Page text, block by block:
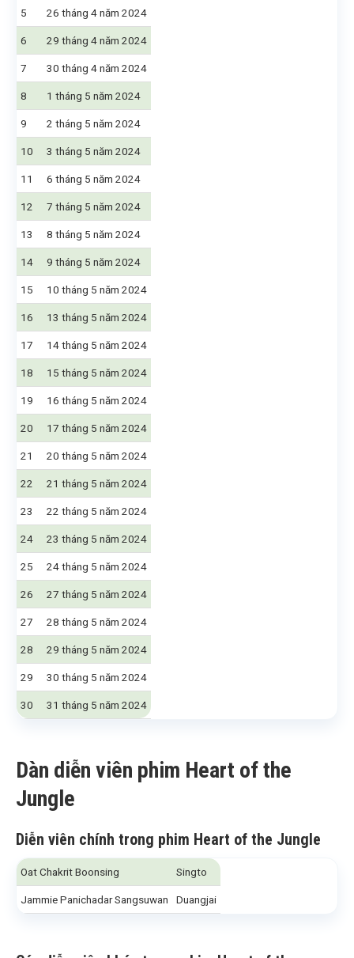
5 26 tháng 4 năm 2024
6 29 tháng 4 năm 2024
7 30 tháng 4 năm 2024
8 1 tháng 5 năm 2024
9 2 tháng 5 năm 2024
10 3 tháng 5 năm 2024
11 6 tháng 5 năm 2024
12 7 tháng 5 năm 2024
13 8 tháng 5 năm 2024
14 9 tháng 5 năm 2024
15 10 tháng 5 năm 2024
16 13 tháng 5 năm 2024
17 14 tháng 5 năm 2024
18 15 tháng 5 năm 2024
19 16 tháng 5 năm 2024
20 17 tháng 5 năm 2024
21 20 tháng 5 năm 2024
22 21 tháng 5 năm 2024
23 22 tháng 5 năm 2024
24 23 tháng 5 năm 2024
25 24 tháng 5 năm 2024
26 27 tháng 5 năm 2024
27 28 tháng 5 năm 2024
28 29 tháng 5 năm 2024
29 30 tháng 5 năm 2024
30 31 tháng 5 năm 2024
Dàn diễn viên phim Heart of the
Jungle
Diễn viên chính trong phim Heart of the Jungle
Oat Chakrit Boonsing Singto
Jammie Panichadar Sangsuwan Duangjai